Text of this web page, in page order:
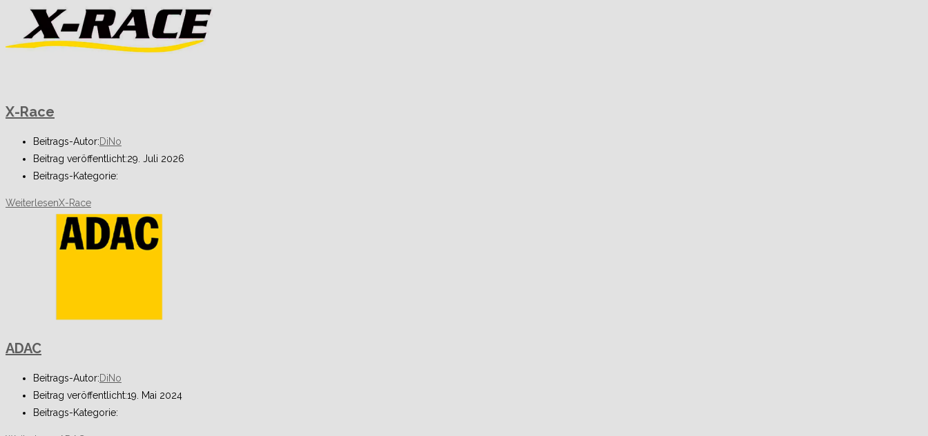
X-Race
Beitrags-Autor:DiNo
Beitrag veröffentlicht:29. Juli 2026
Beitrags-Kategorie:
WeiterlesenX-Race
ADAC
Beitrags-Autor:DiNo
Beitrag veröffentlicht:19. Mai 2024
Beitrags-Kategorie: